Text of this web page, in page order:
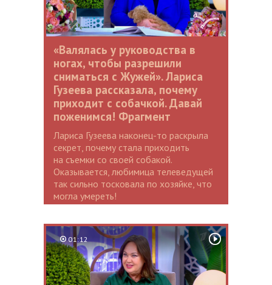
«Валялась у руководства в
ногах, чтобы разрешили
сниматься с Жужей». Лариса
Гузеева рассказала, почему
приходит с собачкой. Давай
поженимся! Фрагмент
Лариса Гузеева наконец-то раскрыла
секрет, почему стала приходить
на съемки со своей собакой.
Оказывается, любимица телеведущей
так сильно тосковала по хозяйке, что
могла умереть!
01:12